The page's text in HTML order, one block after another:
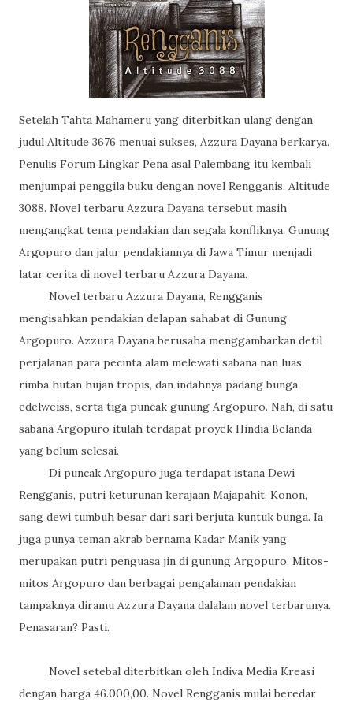
Setelah Tahta Mahameru yang diterbitkan ulang dengan
judul Altitude 3676 menuai sukses, Azzura Dayana berkarya.
Penulis Forum Lingkar Pena asal Palembang itu kembali
menjumpai penggila buku dengan novel Rengganis, Altitude
3088. Novel terbaru Azzura Dayana tersebut masih
mengangkat tema pendakian dan segala konfliknya. Gunung
Argopuro dan jalur pendakiannya di Jawa Timur menjadi
latar cerita di novel terbaru Azzura Dayana.
Novel terbaru Azzura Dayana, Rengganis
mengisahkan pendakian delapan sahabat di Gunung
Argopuro. Azzura Dayana berusaha menggambarkan detil
perjalanan para pecinta alam melewati sabana nan luas,
rimba hutan hujan tropis, dan indahnya padang bunga
edelweiss, serta tiga puncak gunung Argopuro. Nah, di satu
sabana Argopuro itulah terdapat proyek Hindia Belanda
yang belum selesai.
Di puncak Argopuro juga terdapat istana Dewi
Rengganis, putri keturunan kerajaan Majapahit. Konon,
sang dewi tumbuh besar dari sari berjuta kuntuk bunga. Ia
juga punya teman akrab bernama Kadar Manik yang
merupakan putri penguasa jin di gunung Argopuro. Mitos-
mitos Argopuro dan berbagai pengalaman pendakian
tampaknya diramu Azzura Dayana dalalam novel terbarunya.
Penasaran? Pasti.
Novel setebal diterbitkan oleh Indiva Media Kreasi
dengan harga 46.000,00. Novel Rengganis mulai beredar